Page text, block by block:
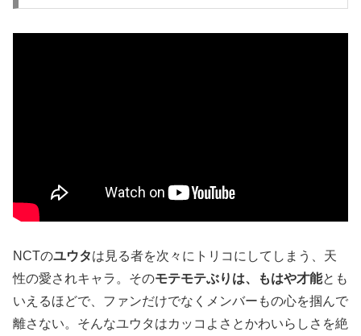
NCTのユウタは見る者を次々にトリコにしてしまう、天
性の愛されキャラ。そのモテモテぶりは、もはや才能とも
いえるほどで、ファンだけでなくメンバーもの心を掴んで
離さない。そんなユウタはカッコよさとかわいらしさを絶